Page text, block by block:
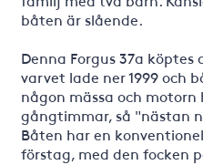
båten är slående.
Denna Forgus 37a
varvet lade ner 1999 och
någon mässa och
gångtimmar, så "nästan
Båten har en
förstag, med den focken